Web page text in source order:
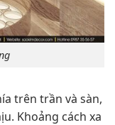
trên trần và sàn,
Khoảng cách xa